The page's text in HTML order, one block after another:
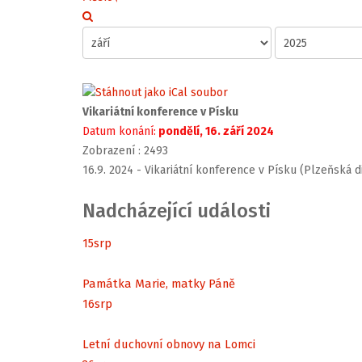
Vikariátní konference v Písku
Datum konání: pondělí, 16. září 2024
Zobrazení : 2493
16.9. 2024 - Vikariátní konference v Písku (Plzeňská
Nadcházející události
15srp
Památka Marie, matky Páně
16srp
Letní duchovní obnovy na Lomci